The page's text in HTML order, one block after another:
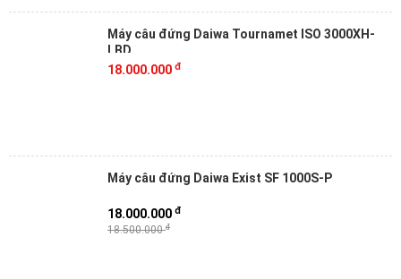
Máy câu đứng Daiwa Tournamet ISO 3000XH-
LBD
18.000.000 đ
Máy câu đứng Daiwa Exist SF 1000S-P
18.500.000đ
18.000.000 đ